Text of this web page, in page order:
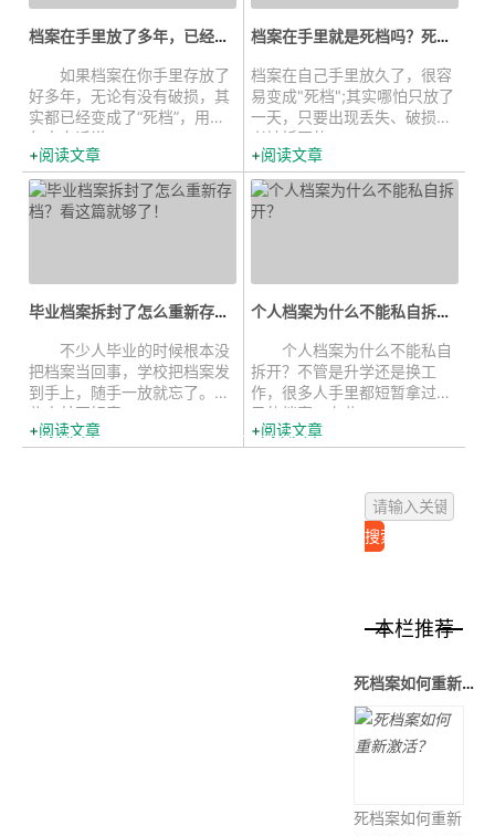
档案在手里放了多年，已经破损了该...
如果档案在你手里存放了
好多年，无论有没有破损，其
实都已经变成了“死档”，用一
句大白话说—...
阅读文章
档案在手里就是死档吗？死档怎么激...
档案在自己手里放久了，很容
易变成"死档";其实哪怕只放了
一天，只要出现丢失、破损或
者被拆开的...
阅读文章
毕业档案拆封了怎么重新存档？看这...
不少人毕业的时候根本没
把档案当回事，学校把档案发
到手上，随手一放就忘了。有
些人甚至好奇...
阅读文章
个人档案为什么不能私自拆开？...
个人档案为什么不能私自
拆开？不管是升学还是换工
作，很多人手里都短暂拿过自
己的档案。有些...
阅读文章
本栏推荐
死档案如何重新激活？
死档案如何重新